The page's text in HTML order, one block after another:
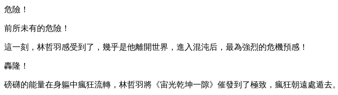
危險！
前所未有的危險！
這一刻，林哲羽感受到了，幾乎是他離開世界，進入混沌后，最為強烈的危機預感！
轟隆！
磅礴的能量在身軀中瘋狂流轉，林哲羽將《宙光乾坤一隙》催發到了極致，瘋狂朝遠處遁去。